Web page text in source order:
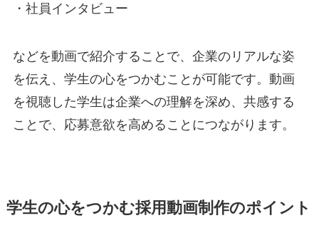
・社員インタビュー
などを動画で紹介することで、企業のリアルな姿
を伝え、学生の心をつかむことが可能です。動画
を視聴した学生は企業への理解を深め、共感する
ことで、応募意欲を高めることにつながります。
学生の心をつかむ採用動画制作のポイント